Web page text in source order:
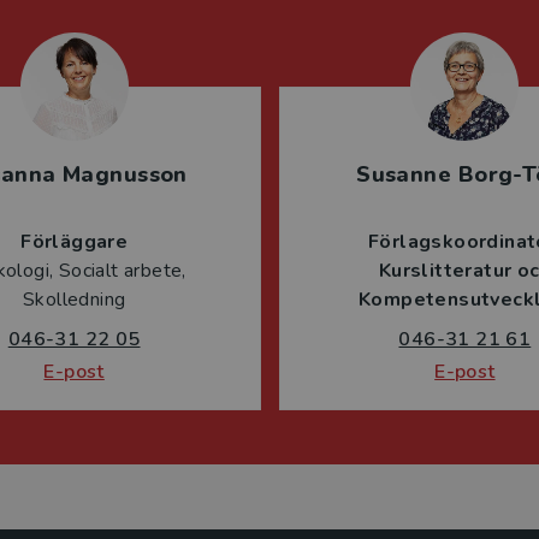
Magnusson
Förläggare
Socialt arbete,
Skolledning
046-31 22 05
E-post
Susanne Borg-
Kurslitteratur
046-31 21 61
E-post